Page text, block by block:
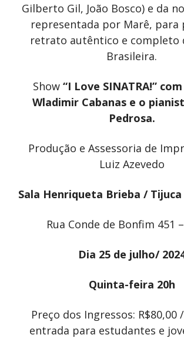
Gilberto Gil, João Bosco) e da
representada por Marê, para
retrato autêntico e completo
Brasileira.
Show “I Love SINATRA!”
Wladimir Cabanas e o
Pedrosa.
Produção e Assessoria de
Luiz Azevedo
Sala Henriqueta Brieba / Tijuca
Rua Conde de Bonfim 451
Dia 25 de julho/
Quinta-feira 20h
Preço dos Ingressos: R$80,00
entrada para estudantes e